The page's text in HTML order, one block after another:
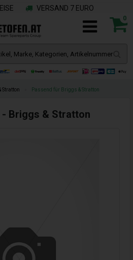
VERSAND 7 EURO
0
Stratton Passend für Briggs & Stratton
- Briggs & Stratton